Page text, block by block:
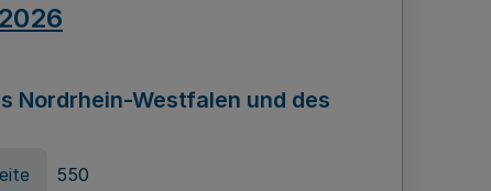
Nordrhein-Westfalen und des
550